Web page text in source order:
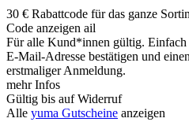
30 € Rabattcode für das ganze
Code anzeigen ail
Für alle Kund*innen gültig. Einfach
E-Mail-Adresse bestätigen und
erstmaliger Anmeldung.
mehr Infos
Gültig bis auf Widerruf
Alle yuma Gutscheine anzeigen